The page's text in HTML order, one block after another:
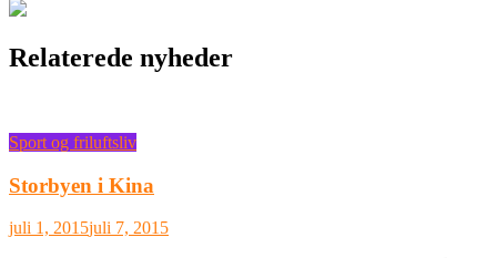
Relaterede nyheder
Sport og friluftsliv
Storbyen i Kina
juli 1, 2015juli 7, 2015